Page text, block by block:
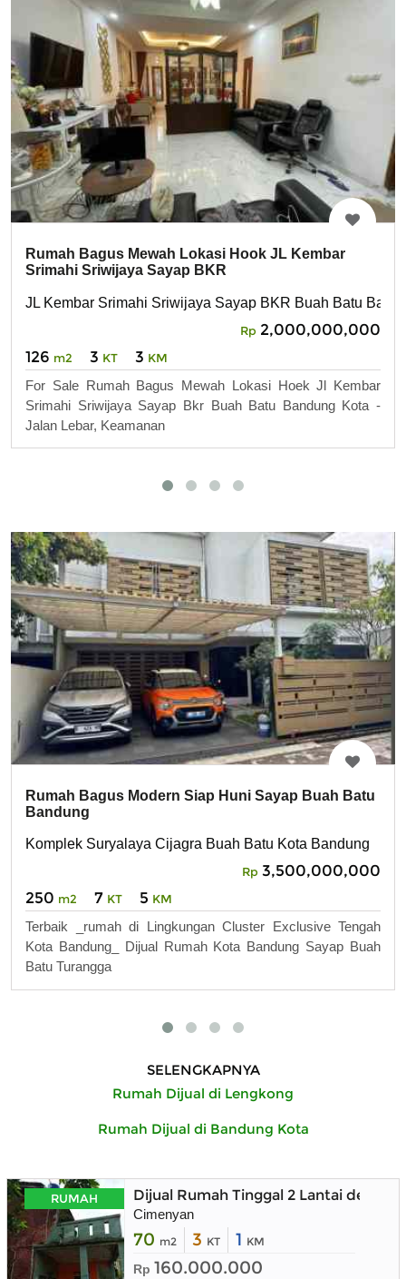
Rumah Bagus Mewah Lokasi Hook JL Kembar
Srimahi Sriwijaya Sayap BKR
JL Kembar Srimahi Sriwijaya Sayap BKR Buah Batu
Rp 2,000,000,000
126 m2 3 KT 3 KM
For Sale Rumah Bagus Mewah Lokasi Hoek Jl Kembar
Srimahi Sriwijaya Sayap Bkr Buah Batu Bandung Kota -
Jalan Lebar, Keamanan
Rumah Bagus Modern Siap Huni Sayap Buah Batu
Bandung
Komplek Suryalaya Cijagra Buah Batu Kota Bandung
Rp 3,500,000,000
250 m2 7 KT 5 KM
Terbaik _rumah di Lingkungan Cluster Exclusive Tengah
Kota Bandung_ Dijual Rumah Kota Bandung Sayap Buah
Batu Turangga
SELENGKAPNYA
Rumah Dijual di Lengkong
Rumah Dijual di Bandung Kota
RUMAH Dijual Rumah Tinggal 2 Lantai
Cimenyan
70 m2 3 KT 1 KM
Rp 160.000.000